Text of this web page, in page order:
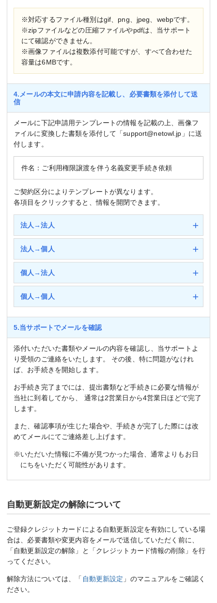
※対応するファイル種別はgif、png、jpeg、webpです。
※zipファイルなどの圧縮ファイルやpdfは、当サポート
にて確認ができません。
※画像ファイルは複数添付可能ですが、すべて合わせた
容量は6MBです。
4.メールの本文に申請内容を記載し、必要書類を添付して送
信
メールに下記申請用テンプレートの情報を記載の上、画像フ
ァイルに変換した書類を添付して「support@netowl.jp」に送
付します。
件名：ご利用権限譲渡を伴う名義変更手続き依頼
ご契約区分によりテンプレートが異なります。
各項目をクリックすると、情報を開閉できます。
法人→法人
法人→個人
個人→法人
個人→個人
5.当サポートでメールを確認
添付いただいた書類やメールの内容を確認し、当サポートよ
り受領のご連絡をいたします。 その後、特に問題がなけれ
ば、お手続きを開始します。
お手続き完了までには、提出書類など手続きに必要な情報が
当社に到着してから、 通常は2営業日から4営業日ほどで完了
します。
また、確認事項が生じた場合や、手続きが完了した際には改
めてメールにてご連絡差し上げます。
※いただいた情報に不備が見つかった場合、通常よりもお日
にちをいただく可能性があります。
自動更新設定の解除について
ご登録クレジットカードによる自動更新設定を有効にしている場
合は、必要書類や変更内容をメールで送信していただく前に、
「自動更新設定の解除」と「クレジットカード情報の削除」を行
ってください。
解除方法については、「 自動更新設定 」のマニュアルをご確認く
ださい。